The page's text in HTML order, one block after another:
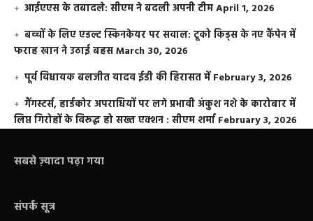
आईएएस के तबादले: सीएम ने बदली अपनी टीमApril 1, 2026
बच्चों के लिए एडल्ट स्किनकेयर पर सवाल: टूको किड्स के नए कैंपेन में
फराह खान ने उठाई बहसMarch 30, 2026
पूर्व विधायक बलजीत यादव ईडी की हिरासत में February 3, 2026
गैंगस्टर्स, हार्डकोर अपराधियों पर लगे प्रभावी अंकुश नशे के कारोबार में
लिप्त गिरोहों के विरूद्ध हो सख्त एक्शन : सीएम शर्मा February 3, 2026
सबसे ज़्यादा पढ़ा गया
संपर्क सूत्र